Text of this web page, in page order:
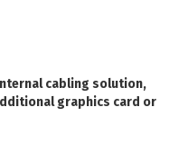
cabling solution,
graphics card or